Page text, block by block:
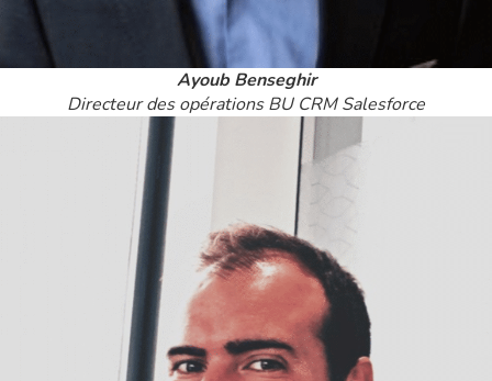
Ayoub Benseghir
Directeur des opérations BU CRM Salesforce